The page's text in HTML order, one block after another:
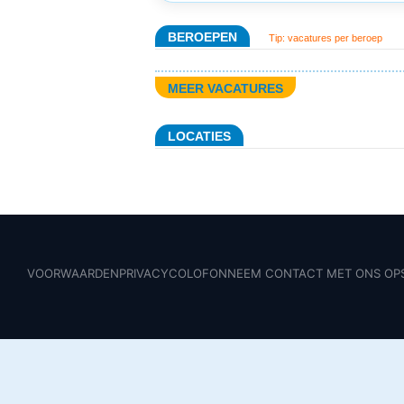
BEROEPEN Tip: vacatures per beroep
MEER VACATURES
LOCATIES
VOORWAARDENPRIVACYCOLOFONNEEM CONTACT MET ONS OP